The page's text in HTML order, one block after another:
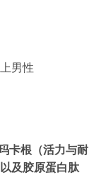
男性
卡根（活力与耐
及胶原蛋白肽